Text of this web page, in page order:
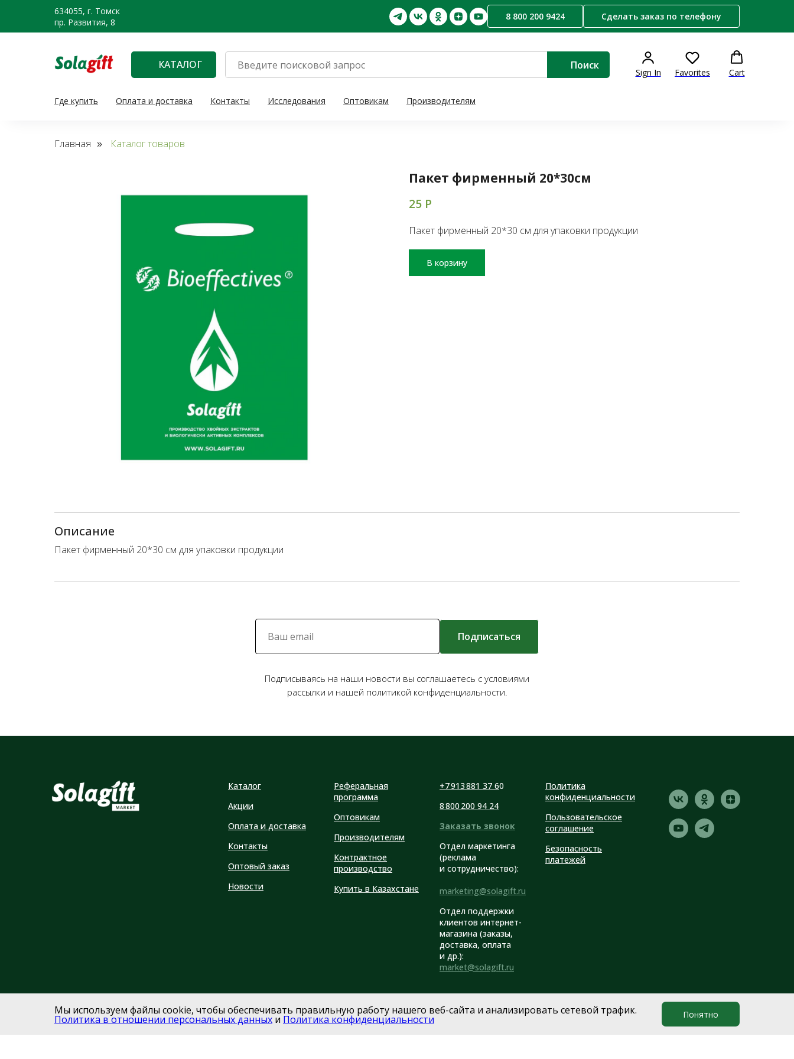
634055, г. Томск
пр. Развития, 8
8 800 200 9424 Сделать заказ по телефону
КАТАЛОГ Поиск
Sign In Favorites Cart
Где купить Оплата и доставка Контакты Исследования Оптовикам Производителям
Мы используем файлы cookie, чтобы обеспечивать правильную работу нашего веб-сайта и анализировать сетевой трафик.
Политика в отношении персональных данных и Политика конфиденциальности Понятно
Главная » Каталог товаров
Пакет фирменный 20*30см
25 Р
Пакет фирменный 20*30 см для упаковки продукции
В корзину
Описание
Пакет фирменный 20*30 см для упаковки продукции
Подписаться
Подписываясь на наши новости вы соглашаетесь с условиями
рассылки и нашей политикой конфиденциальности.
Каталог
Акции
Оплата и доставка
Контакты
Оптовый заказ
Новости
Реферальная
программа
Оптовикам
Производителям
Контрактное
производство
Купить в Казахстане
+7 913 881 37 60
8 800 200 94 24
Заказать звонок
Отдел маркетинга
(реклама
и сотрудничество):
marketing@solagift.ru
Отдел поддержки
клиентов интернет-
магазина (заказы,
доставка, оплата
и др.):
market@solagift.ru
Политика
конфиденциальности
Пользовательское
соглашение
Безопасность
платежей